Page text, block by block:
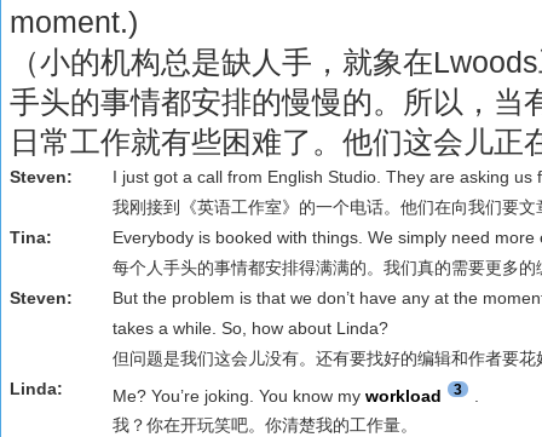
moment.)
（小的机构总是缺人手，就象在
手头的事情都安排的慢慢的。所以，当
日常工作就有些困难了。他们这会儿正
Steven:
I just got a call from English Studio. They are asking us
我刚接到《英语工作室》的一个电话。他们在向我们要文
Tina:
Everybody is booked with things. We simply need more
每个人手头的事情都安排得满满的。我们真的需要更多的
Steven:
But the problem is that we don’t have any at the
takes a while. So, how about Linda?
但问题是我们这会儿没有。还有要找好的编辑和作者要
Linda:
Me? You’re joking. You know myworkload 3
我？你在开玩笑吧。你清楚我的工作量。